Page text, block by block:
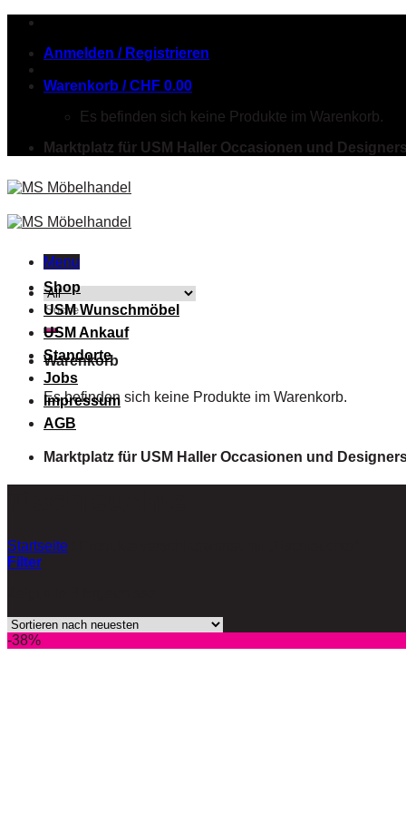
Skip
contentAnmelden / Registrieren
Warenkorb /CHF 0.00
Es befinden sich keine Produkte im Warenkorb.
Marktplatz für USM Haller Occasionen und
Menu
Suche
nach:
Warenkorb
Es befinden sich keine Produkte im Warenkorb.
Shop
USM Wunschmöbel
USM Ankauf
Standorte
Jobs
Impressum
AGB
Marktplatz für USM Haller Occasionen und
Startseite
Filter
-38%